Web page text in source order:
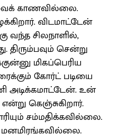
காணவில்லை.
விடமாட்டேன்
வந்த சிலநாளில்,
சென்று
மிகப்பெரிய
கோர்ட் படியை
அடிக்கமாட்டேன். உன்
கெஞ்சுகிறார்.
சம்மதிக்கவில்லை.